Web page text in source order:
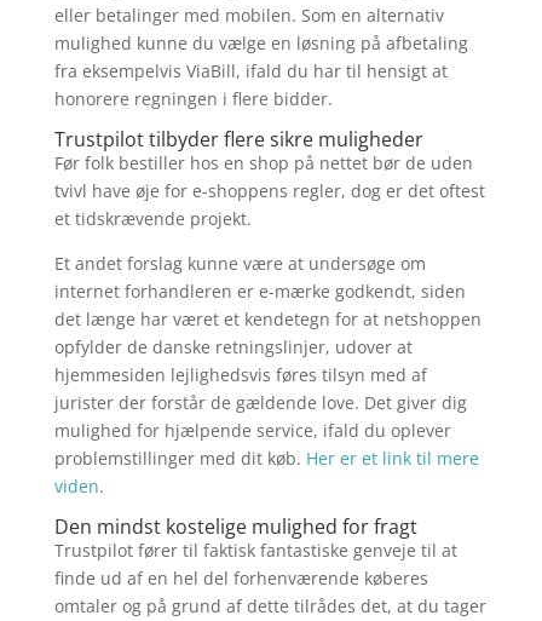
eller betalinger med mobilen. Som en alternativ
mulighed kunne du vælge en løsning på afbetaling
fra eksempelvis ViaBill, ifald du har til hensigt at
honorere regningen i flere bidder.
Trustpilot tilbyder flere sikre muligheder
Før folk bestiller hos en shop på nettet bør de uden
tvivl have øje for e-shoppens regler, dog er det oftest
et tidskrævende projekt.
Et andet forslag kunne være at undersøge om
internet forhandleren er e-mærke godkendt, siden
det længe har været et kendetegn for at netshoppen
opfylder de danske retningslinjer, udover at
hjemmesiden lejlighedsvis føres tilsyn med af
jurister der forstår de gældende love. Det giver dig
mulighed for hjælpende service, ifald du oplever
problemstillinger med dit køb. Her er et link til mere
viden.
Den mindst kostelige mulighed for fragt
Trustpilot fører til faktisk fantastiske genveje til at
finde ud af en hel del forhenværende køberes
omtaler og på grund af dette tilrådes det, at du tager